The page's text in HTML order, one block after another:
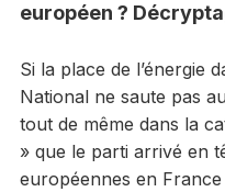
européen ?
Si la place de l’énergie
National ne saute pas
tout de même dans la
» que le parti arrivé en
européennes en